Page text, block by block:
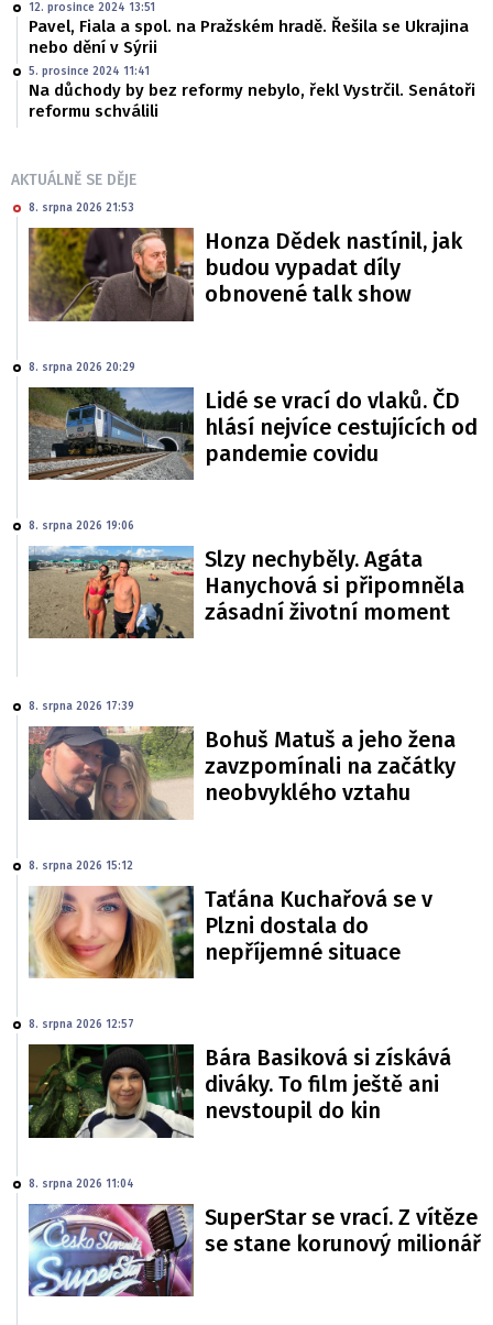
12. prosince 2024 13:51
Pavel, Fiala a spol. na Pražském hradě. Řešila se Ukrajina
nebo dění v Sýrii
5. prosince 2024 11:41
Na důchody by bez reformy nebylo, řekl Vystrčil. Senátoři
reformu schválili
AKTUÁLNĚ SE DĚJE
8. srpna 2026 21:53
Honza Dědek nastínil, jak
budou vypadat díly
obnovené talk show
8. srpna 2026 20:29
Lidé se vrací do vlaků. ČD
hlásí nejvíce cestujících od
pandemie covidu
8. srpna 2026 19:06
Slzy nechyběly. Agáta
Hanychová si připomněla
zásadní životní moment
8. srpna 2026 17:39
Bohuš Matuš a jeho žena
zavzpomínali na začátky
neobvyklého vztahu
8. srpna 2026 15:12
Taťána Kuchařová se v
Plzni dostala do
nepříjemné situace
8. srpna 2026 12:57
Bára Basiková si získává
diváky. To film ještě ani
nevstoupil do kin
8. srpna 2026 11:04
SuperStar se vrací. Z vítěze
se stane korunový milionář